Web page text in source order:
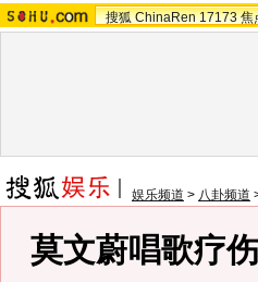
搜狐 ChinaRen 17173 焦
娱乐频道 > 八卦频道
莫文蔚唱歌疗